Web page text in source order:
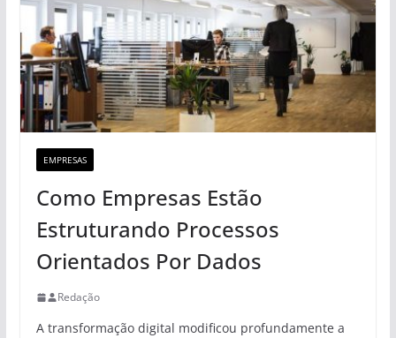
EMPRESAS
Como Empresas Estão
Estruturando Processos
Orientados Por Dados
Redação
A transformação digital modificou profundamente a